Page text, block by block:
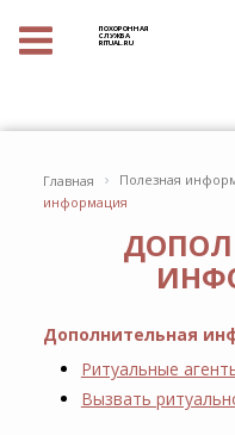
ПОХОРОННАЯ
СЛУЖБА
RITUAL.RU
Главная › Полезная
информация
Дополнительная
Ритуальные
Вызвать